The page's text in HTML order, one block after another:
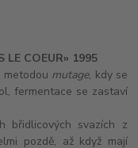
LE COEUR» 1995
metodou mutage, kdy se
fermentace se zastaví
břidlicových svazích z
pozdě, až když mají